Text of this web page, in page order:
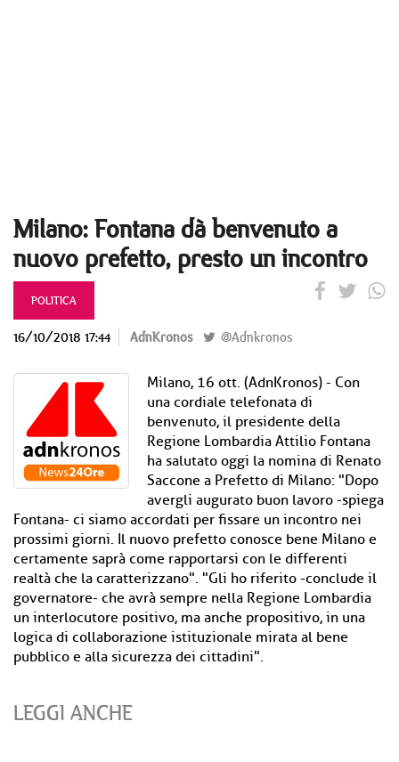
Milano: Fontana dà benvenuto a
nuovo prefetto, presto un incontro
POLITICA
16/10/2018 17:44 AdnKronos @Adnkronos
Milano, 16 ott. (AdnKronos) - Con
una cordiale telefonata di
benvenuto, il presidente della
Regione Lombardia Attilio Fontana
ha salutato oggi la nomina di Renato
Saccone a Prefetto di Milano: "Dopo
avergli augurato buon lavoro -spiega
Fontana- ci siamo accordati per fissare un incontro nei
prossimi giorni. Il nuovo prefetto conosce bene Milano e
certamente saprà come rapportarsi con le differenti
realtà che la caratterizzano". "Gli ho riferito -conclude il
governatore- che avrà sempre nella Regione Lombardia
un interlocutore positivo, ma anche propositivo, in una
logica di collaborazione istituzionale mirata al bene
pubblico e alla sicurezza dei cittadini".
LEGGI ANCHE